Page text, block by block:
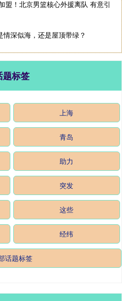
盟！北京男篮核心外援离队 有意引
情深似海，还是屋顶带绿？
题标签
上海
青岛
助力
突发
这些
经纬
话题标签